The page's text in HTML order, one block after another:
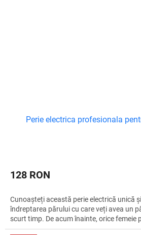
Perie electrica profesionala
128 RON
Cunoașteți această perie electrică unică
îndreptarea părului cu care veți avea un
scurt timp. De acum înainte, orice femeie